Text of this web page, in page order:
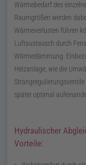
Wärmebedarf des
Raumgrößen werden
Wärmeverlusten führen
Luftaustausch durch
Wärmedämmung.
Heizanlage, wie die
später optimal
Hydraulischer
Vorteile: